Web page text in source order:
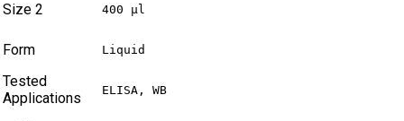
Size 2 400 µl
Form Liquid
Tested
Applications
ELISA, WB